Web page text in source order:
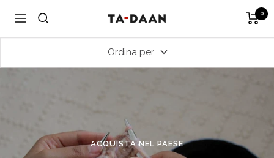
contenuto
Navigazione
TA-
Shop
0
Ordina per
ACQUISTA NEL PAESE